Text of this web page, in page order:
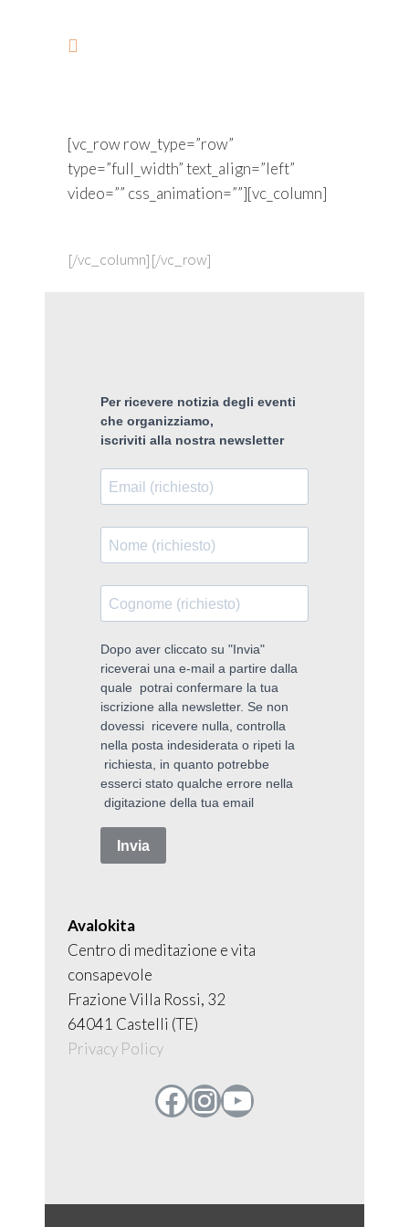
[vc_row row_type=”row”
type=”full_width” text_align=”left”
video=”” css_animation=””][vc_column]
[/vc_column][/vc_row]
Avalokita
Centro di meditazione e vita
consapevole
Frazione Villa Rossi, 32
64041 Castelli (TE)
Privacy Policy